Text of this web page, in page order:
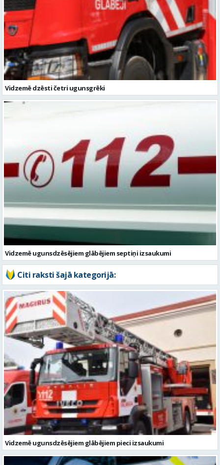
Vidzemē dzēsti četri ugunsgrēki
Vidzemē ugunsdzēsējiem glābējiem septiņi izsaukumi
Citi raksti šajā kategorijā:
Vidzemē ugunsdzēsējiem glābējiem pieci izsaukumi